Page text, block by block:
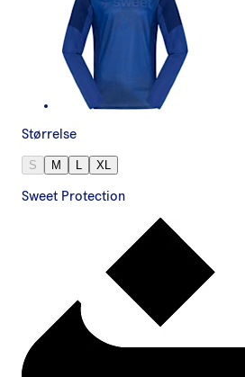
Størrelse
S M L XL
Sweet Protection